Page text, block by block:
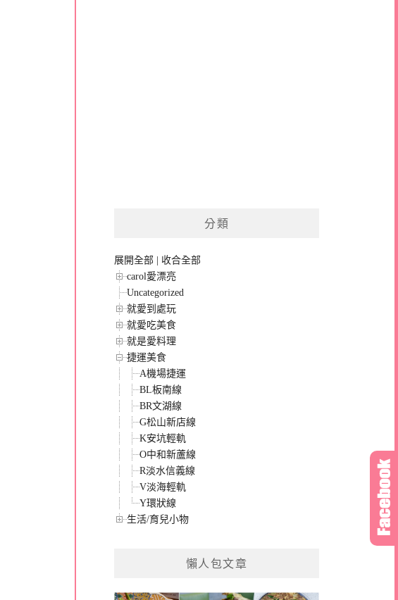
分類
展開全部 | 收合全部
carol愛漂亮
Uncategorized
就愛到處玩
就愛吃美食
就是愛料理
捷運美食
A機場捷運
BL板南線
BR文湖線
G松山新店線
K安坑輕軌
O中和新蘆線
R淡水信義線
V淡海輕軌
Y環狀線
生活/育兒小物
懶人包文章